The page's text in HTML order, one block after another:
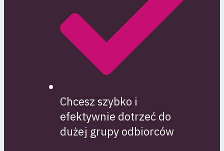
Chcesz szybko i
efektywnie dotrzeć do
dużej grupy odbiorców